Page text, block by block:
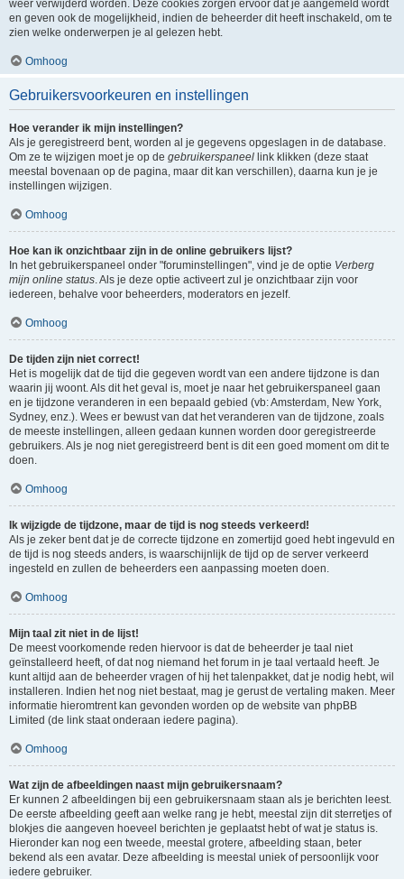
weer verwijderd worden. Deze cookies zorgen ervoor dat je aangemeld wordt
en geven ook de mogelijkheid, indien de beheerder dit heeft inschakeld, om te
zien welke onderwerpen je al gelezen hebt.
Omhoog
Gebruikersvoorkeuren en instellingen
Hoe verander ik mijn instellingen?
Als je geregistreerd bent, worden al je gegevens opgeslagen in de database.
Om ze te wijzigen moet je op de gebruikerspaneel link klikken (deze staat
meestal bovenaan op de pagina, maar dit kan verschillen), daarna kun je je
instellingen wijzigen.
Omhoog
Hoe kan ik onzichtbaar zijn in de online gebruikers lijst?
In het gebruikerspaneel onder "foruminstellingen", vind je de optie Verberg
mijn online status. Als je deze optie activeert zul je onzichtbaar zijn voor
iedereen, behalve voor beheerders, moderators en jezelf.
Omhoog
De tijden zijn niet correct!
Het is mogelijk dat de tijd die gegeven wordt van een andere tijdzone is dan
waarin jij woont. Als dit het geval is, moet je naar het gebruikerspaneel gaan
en je tijdzone veranderen in een bepaald gebied (vb: Amsterdam, New York,
Sydney, enz.). Wees er bewust van dat het veranderen van de tijdzone, zoals
de meeste instellingen, alleen gedaan kunnen worden door geregistreerde
gebruikers. Als je nog niet geregistreerd bent is dit een goed moment om dit te
doen.
Omhoog
Ik wijzigde de tijdzone, maar de tijd is nog steeds verkeerd!
Als je zeker bent dat je de correcte tijdzone en zomertijd goed hebt ingevuld en
de tijd is nog steeds anders, is waarschijnlijk de tijd op de server verkeerd
ingesteld en zullen de beheerders een aanpassing moeten doen.
Omhoog
Mijn taal zit niet in de lijst!
De meest voorkomende reden hiervoor is dat de beheerder je taal niet
geïnstalleerd heeft, of dat nog niemand het forum in je taal vertaald heeft. Je
kunt altijd aan de beheerder vragen of hij het talenpakket, dat je nodig hebt, wil
installeren. Indien het nog niet bestaat, mag je gerust de vertaling maken. Meer
informatie hieromtrent kan gevonden worden op de website van phpBB
Limited (de link staat onderaan iedere pagina).
Omhoog
Wat zijn de afbeeldingen naast mijn gebruikersnaam?
Er kunnen 2 afbeeldingen bij een gebruikersnaam staan als je berichten leest.
De eerste afbeelding geeft aan welke rang je hebt, meestal zijn dit sterretjes of
blokjes die aangeven hoeveel berichten je geplaatst hebt of wat je status is.
Hieronder kan nog een tweede, meestal grotere, afbeelding staan, beter
bekend als een avatar. Deze afbeelding is meestal uniek of persoonlijk voor
iedere gebruiker.